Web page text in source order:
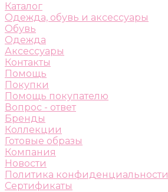
Каталог
Одежда, обувь и аксессуары
Обувь
Одежда
Аксессуары
Контакты
Помощь
Покупки
Помощь покупателю
Вопрос - ответ
Бренды
Коллекции
Готовые образы
Компания
Новости
Политика конфиденциальности
Сертификаты